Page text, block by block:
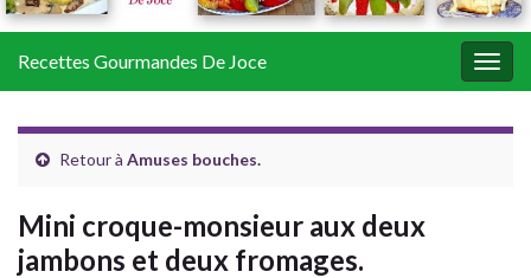
Recettes Gourmandes De Joce
Retour à Amuses bouches.
Mini croque-monsieur aux deux
jambons et deux fromages.